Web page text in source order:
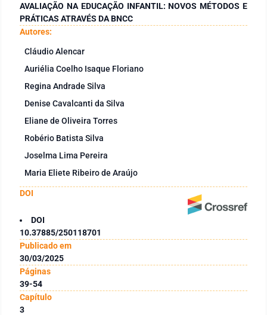
AVALIAÇÃO NA EDUCAÇÃO INFANTIL: NOVOS MÉTODOS E
PRÁTICAS ATRAVÉS DA BNCC
Autores:
Cláudio Alencar
Auriélia Coelho Isaque Floriano
Regina Andrade Silva
Denise Cavalcanti da Silva
Eliane de Oliveira Torres
Robério Batista Silva
Joselma Lima Pereira
Maria Eliete Ribeiro de Araújo
DOI
DOI
10.37885/250118701
Publicado em
30/03/2025
Páginas
39-54
Capítulo
3